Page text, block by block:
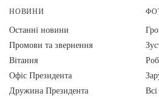
НОВИНИ
Останні новини
Промови та звернення
Вiтання
Офіс Президента
Дружина Президента
Всі